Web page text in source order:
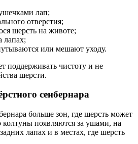
лап;
отверстия;
шерсть на животе;
лапах;
или мешают уходу.
поддерживать чистоту и не
шерсти.
сенбернара
больше зон, где шерсть может
колтуны появляются за ушами, на
лапах и в местах, где шерсть